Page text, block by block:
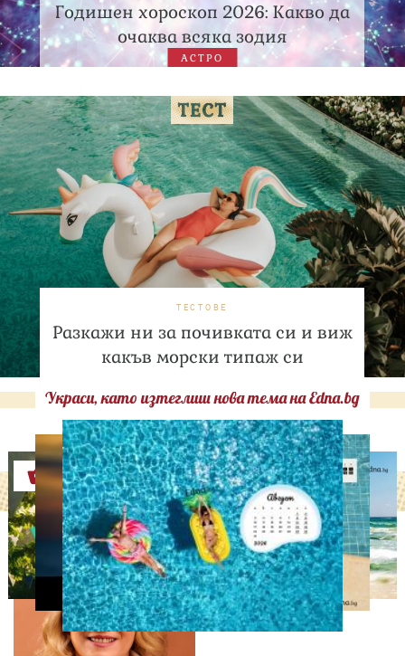
Годишен хороскоп 2026: Какво да
очаква всяка зодия
АСТРО
ТЕСТОВЕ
Разкажи ни за почивката си и виж
какъв морски типаж си
Украси, като изтеглиш нова тема на Edna.bg
Оферти
ДНЕС ПРАЗНУВАТ
Албена Павлова на 60:
Талант, хумор и
незабравими роли